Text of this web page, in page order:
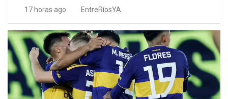
17 horas ago EntreRíosYA